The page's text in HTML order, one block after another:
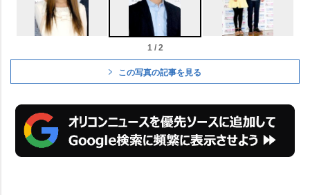
1 / 2
この写真の記事を見る